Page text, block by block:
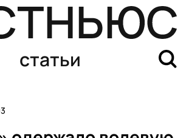
статьи
доклад об иностранном